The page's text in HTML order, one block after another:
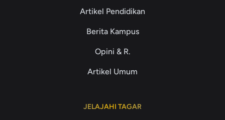
Artikel Pendidikan
Berita Kampus
Opini & R.
Artikel Umum
JELAJAHI TAGAR